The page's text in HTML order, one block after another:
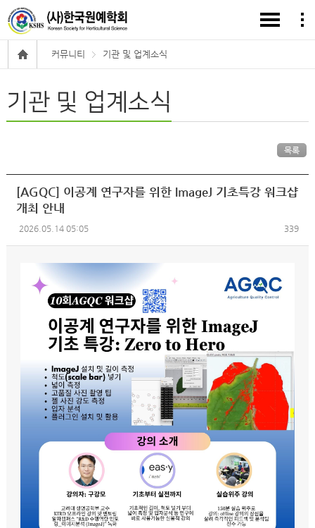
커뮤니티 기관 및 업계소식
기관 및 업계소식
목록
[AGQC] 이공계 연구자를 위한 ImageJ 기초특강 워크샵
개최 안내
2026.05.14 05:05 339